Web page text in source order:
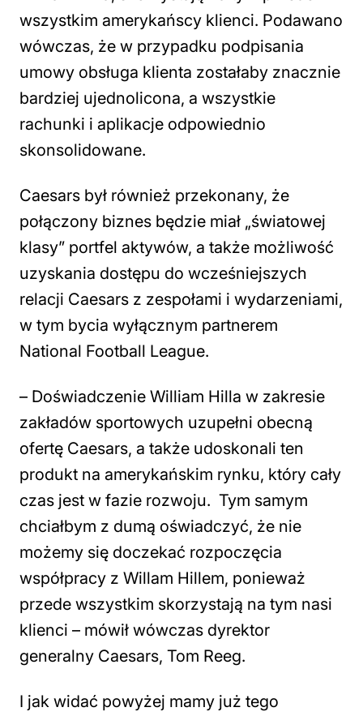
wszystkim amerykańscy klienci. Podawano
wówczas, że w przypadku podpisania
umowy obsługa klienta zostałaby znacznie
bardziej ujednolicona, a wszystkie
rachunki i aplikacje odpowiednio
skonsolidowane.
Caesars był również przekonany, że
połączony biznes będzie miał „światowej
klasy” portfel aktywów, a także możliwość
uzyskania dostępu do wcześniejszych
relacji Caesars z zespołami i wydarzeniami,
w tym bycia wyłącznym partnerem
National Football League.
– Doświadczenie William Hilla w zakresie
zakładów sportowych uzupełni obecną
ofertę Caesars, a także udoskonali ten
produkt na amerykańskim rynku, który cały
czas jest w fazie rozwoju. Tym samym
chciałbym z dumą oświadczyć, że nie
możemy się doczekać rozpoczęcia
współpracy z Willam Hillem, ponieważ
przede wszystkim skorzystają na tym nasi
klienci – mówił wówczas dyrektor
generalny Caesars, Tom Reeg.
I jak widać powyżej mamy już tego